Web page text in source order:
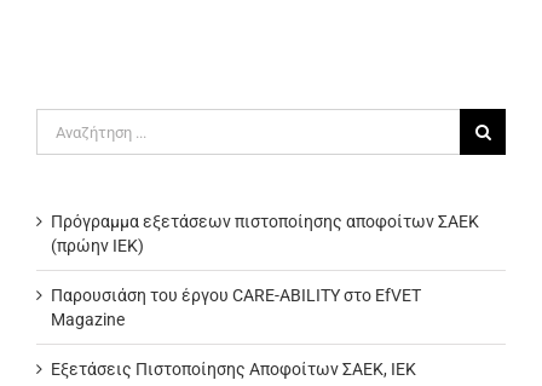
για:
Πρόγραμμα εξετάσεων πιστοποίησης αποφοίτων ΣΑΕΚ
(πρώην ΙΕΚ)
Παρουσιάση του έργου CARE-ABILITY στο EfVET
Magazine
Εξετάσεις Πιστοποίησης Αποφοίτων ΣΑΕΚ, ΙΕΚ